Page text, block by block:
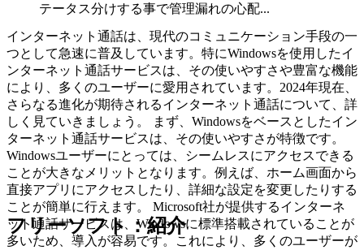
インターネット通話は、現代のコミュニケーション手段の一
つとして急速に普及しています。特にWindowsを使用したイ
ンターネット通話サービスは、その使いやすさや豊富な機能
により、多くのユーザーに愛用されています。2024年現在、
さらなる進化が期待されるインターネット通話について、詳
しく見ていきましょう。 まず、Windowsをベースとしたイン
ターネット通話サービスは、その使いやすさが特徴です。
Windowsユーザーにとっては、シームレスにアクセスできる
ことが大きなメリットとなります。例えば、ホーム画面から
直接アプリにアクセスしたり、詳細な設定を変更したりする
ことが簡単に行えます。 Microsoft社が提供するインターネ
ット通話サービスは、Windowsに標準搭載されていることが
多いため、導入が容易です。これにより、多くのユーザーが
テータス分けする事で管理漏れの心配...
フリーソフト：紹介